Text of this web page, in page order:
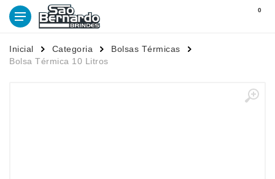
0
Inicial Categoria
Bolsas Térmicas
Bolsa Térmica 10 Litros